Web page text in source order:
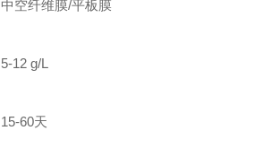
中空纤维膜/平板膜
5-12 g/L
15-60天